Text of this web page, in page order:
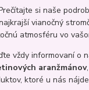
si naše
vianočný
atmosféru vo
vždy informovaní o
aranžmánov,
ktoré u nás